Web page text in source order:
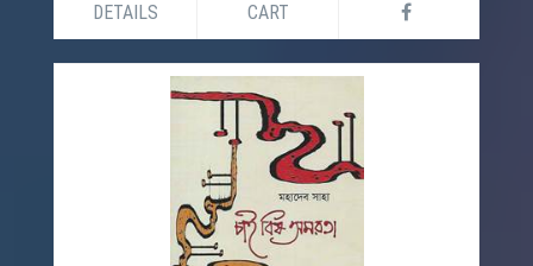
DETAILS CART